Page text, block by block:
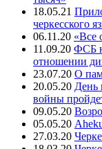
18.05.21
черкесского
06.11.20 «Все
11.09.20 ФСБ
отношении
23.07.20 О
20.05.20 День
войны
09.05.20
05.05.20
27.03.20